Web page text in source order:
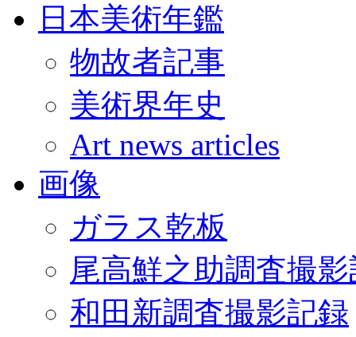
日本美術年鑑
物故者記事
美術界年史
Art news articles
画像
ガラス乾板
尾高鮮之助調査撮
和田新調査撮影記録